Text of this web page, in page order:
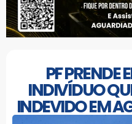
PF PRENDE
INDIVÍDUO
INDEVIDO EM